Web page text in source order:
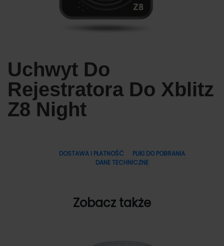
Uchwyt Do
Rejestratora Do Xblitz
Z8 Night
DOSTAWA I PŁATNOŚĆ
PLIKI DO POBRANIA
DANE TECHNICZNE
Zobacz także